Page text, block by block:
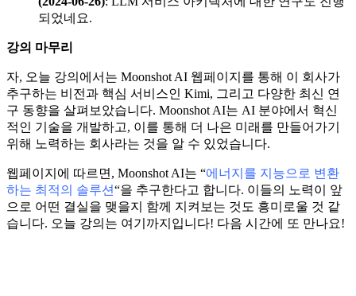
되었네요.
강의 마무리
자, 오늘 강의에서는 Moonshot AI 웹페이지를 통해 이 회사가
추구하는 비전과 핵심 서비스인 Kimi, 그리고 다양한 최신 연
구 동향을 살펴보았습니다. Moonshot AI는 AI 분야에서 혁신
적인 기술을 개발하고, 이를 통해 더 나은 미래를 만들어가기
위해 노력하는 회사라는 것을 알 수 있었습니다.
웹페이지에 따르면, Moonshot AI는 “에너지를 지능으로 변환
하는 최적의 솔루션“을 추구한다고 합니다. 이들의 노력이 앞
으로 어떤 결실을 맺을지 함께 지켜보는 것도 흥미로울 것 같
습니다. 오늘 강의는 여기까지입니다! 다음 시간에 또 만나요!